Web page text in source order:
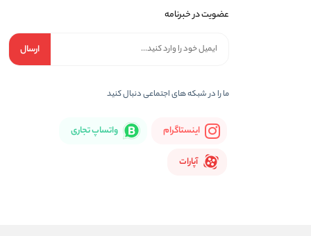
عضویت در خبرنامه
ارسال
ما را در شبكه های اجتماعی دنبال کنید
اینستاگرام واتساپ تجاری
آپارات